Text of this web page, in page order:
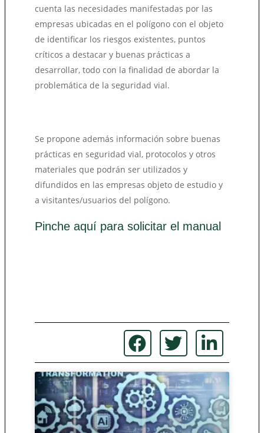
cuenta las necesidades manifestadas por las
empresas ubicadas en el polígono con el objeto
de identificar los riesgos existentes, puntos
críticos a destacar y buenas prácticas a
desarrollar, todo con la finalidad de abordar la
problemática de la seguridad vial.
Se propone además información sobre buenas
prácticas en seguridad vial, protocolos y otros
materiales que podrán ser utilizados y
difundidos en las empresas objeto de estudio y
a visitantes/usuarios del polígono.
Pinche aquí para solicitar el manual